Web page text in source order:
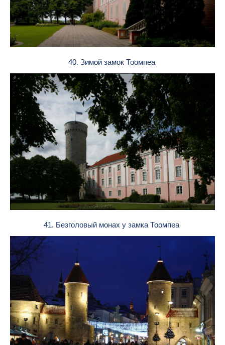
40. Зимой замок Тоомпеа
41. Безголовый монах у замка Тоомпеа